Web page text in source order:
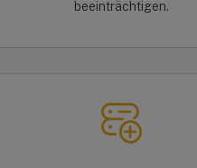
beeinträchtigen.